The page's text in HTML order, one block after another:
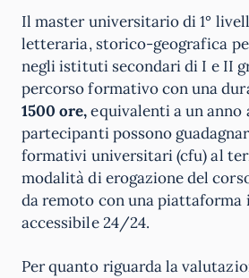
Il master universitario di 1°
letteraria, storico-geografica
negli istituti secondari di I e II
percorso formativo con una
1500 ore,equivalenti a un anno
partecipanti possono
formativi universitari (cfu) al
modalità di erogazione del
da remoto con una
accessibile 24/24.
Per quanto riguarda la